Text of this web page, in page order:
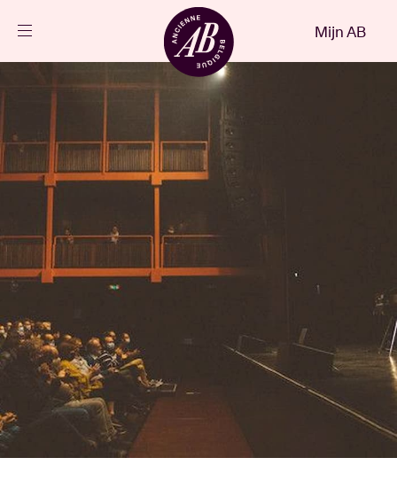
NL
Agenda
Projecten
Nieuws
Bezoekersinfo
AB ❤ you
Zaalhuur
Mijn AB